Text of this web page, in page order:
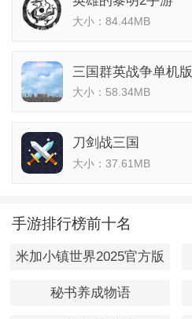
大小：84.44MB
三国群英战争单机版
大小：58.34MB
刀剑战三国
大小：37.61MB
手游排行榜前十名
米加小镇世界2025官方版
秘书养成物语